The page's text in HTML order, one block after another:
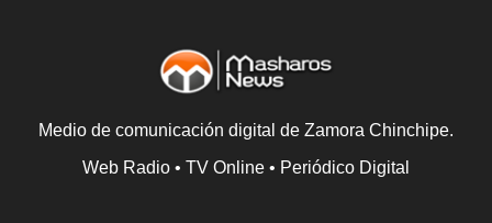
Medio de comunicación digital de Zamora Chinchipe.
Web Radio • TV Online • Periódico Digital